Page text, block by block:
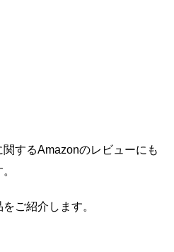
するAmazonのレビューにも
ご紹介します。